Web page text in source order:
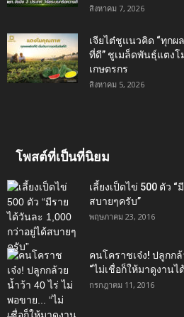
สิงหาคม 7, 2026
เจียไต๋ชูแนวคิด “ทุกผ
ที่ดี” ชูเมล็ดพันธุ์แตง
เกษตรกร
สิงหาคม 5, 2026
โพสต์ที่เป็นที่นิยม
เลี้ยงเป็ดไข่ 500 ตัว
สบายๆครับ”
พฤษภาคม 23, 2016
คนโคราชเจ๋ง! ปลูกก
“ไม่เชื่อก็ให้มาดูงานไ
กรกฎาคม 11, 2016